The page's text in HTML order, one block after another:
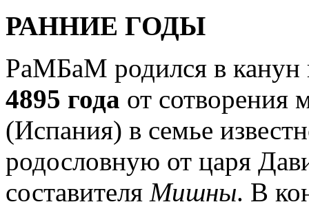
РАННИЕ ГОДЫ
РаМБаМ родился в канун
4895 года от сотворения
(Испания) в семье
родословную от царя
составителя Мишны. В